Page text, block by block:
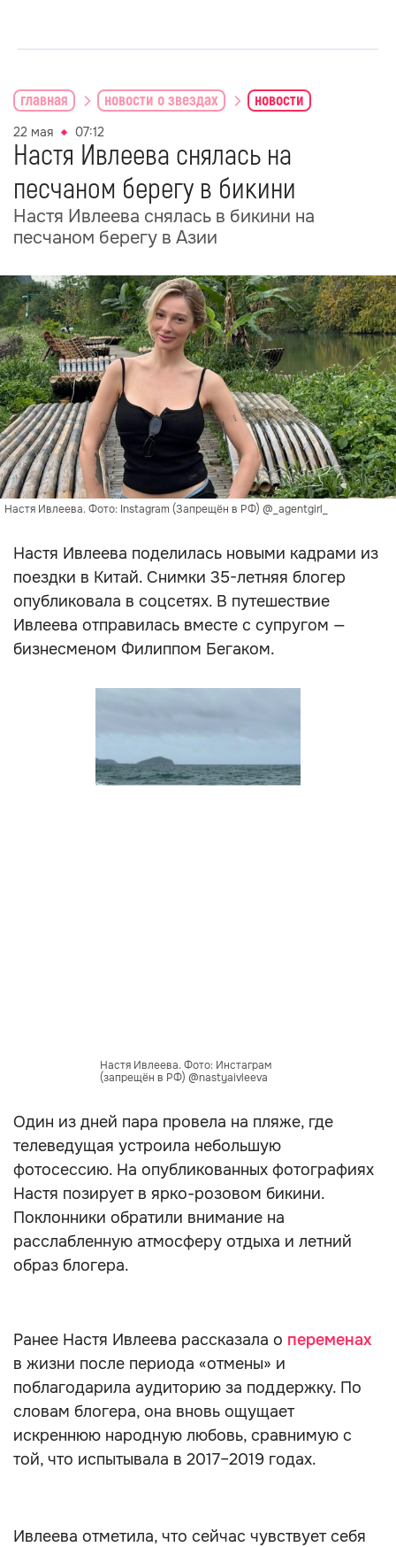
главная новости о звездах новости
22 мая 07:12
Настя Ивлеева снялась на
песчаном берегу в бикини
Настя Ивлеева снялась в бикини на
песчаном берегу в Азии
Настя Ивлеева. Фото: Instagram (Запрещён в РФ) @_agentgirl_
Настя Ивлеева поделилась новыми кадрами из
поездки в Китай. Снимки 35-летняя блогер
опубликовала в соцсетях. В путешествие
Ивлеева отправилась вместе с супругом —
бизнесменом Филиппом Бегаком.
Настя Ивлеева. Фото: Инстаграм
(запрещён в РФ) @nastyaivleeva
Один из дней пара провела на пляже, где
телеведущая устроила небольшую
фотосессию. На опубликованных фотографиях
Настя позирует в ярко-розовом бикини.
Поклонники обратили внимание на
расслабленную атмосферу отдыха и летний
образ блогера.
Ранее Настя Ивлеева рассказала о переменах
в жизни после периода «отмены» и
поблагодарила аудиторию за поддержку. По
словам блогера, она вновь ощущает
искреннюю народную любовь, сравнимую с
той, что испытывала в 2017–2019 годах.
Ивлеева отметила, что сейчас чувствует себя